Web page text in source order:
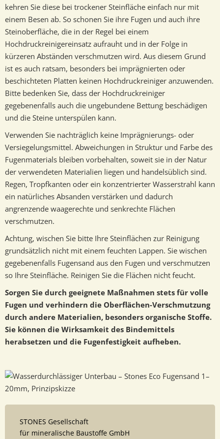
kehren Sie diese bei trockener Steinfläche einfach nur mit
einem Besen ab. So schonen Sie ihre Fugen und auch ihre
Steinoberfläche, die in der Regel bei einem
Hochdruckreiniger­einsatz aufrauht und in der Folge in
kürzeren Abständen verschmutzen wird. Aus diesem Grund
ist es auch ratsam, besonders bei imprägnierten oder
beschichteten Platten keinen Hochdruckreiniger anzu­wenden.
Bitte bedenken Sie, dass der Hochdruck­reiniger
gegebenenfalls auch die ungebundene Bettung beschädigen
und die Steine unterspülen kann.
Verwenden Sie nachträglich keine Imprägnierungs- oder
Versiegelungsmittel. Abweichungen in Struktur und Farbe des
Fugenmaterials bleiben vorbehalten, soweit sie in der Natur
der verwendeten Materialien liegen und handelsüblich sind.
Regen, Tropfkanten oder ein konzentrierter Wasserstrahl kann
ein natürliches Absanden verstärken und dadurch
angrenzende waagerechte und senkrechte Flächen
verschmutzen.
Achtung, wischen Sie bitte Ihre Steinflächen zur Reinigung
grundsätzlich nicht mit einem feuchten Lappen. Sie wischen
gegebenenfalls Fugensand aus den Fugen und verschmutzen
so Ihre Steinfläche. Reinigen Sie die Flächen nicht feucht.
Sorgen Sie durch geeignete Maßnahmen stets für volle
Fugen und verhindern die Oberflächen-Verschmutzung
durch andere Materialien, besonders organische Stoffe.
Sie können die Wirksamkeit des Bindemittels
herabsetzen und die Fugenfestigkeit aufheben.
STONES Gesellschaft
für mineralische Baustoffe GmbH